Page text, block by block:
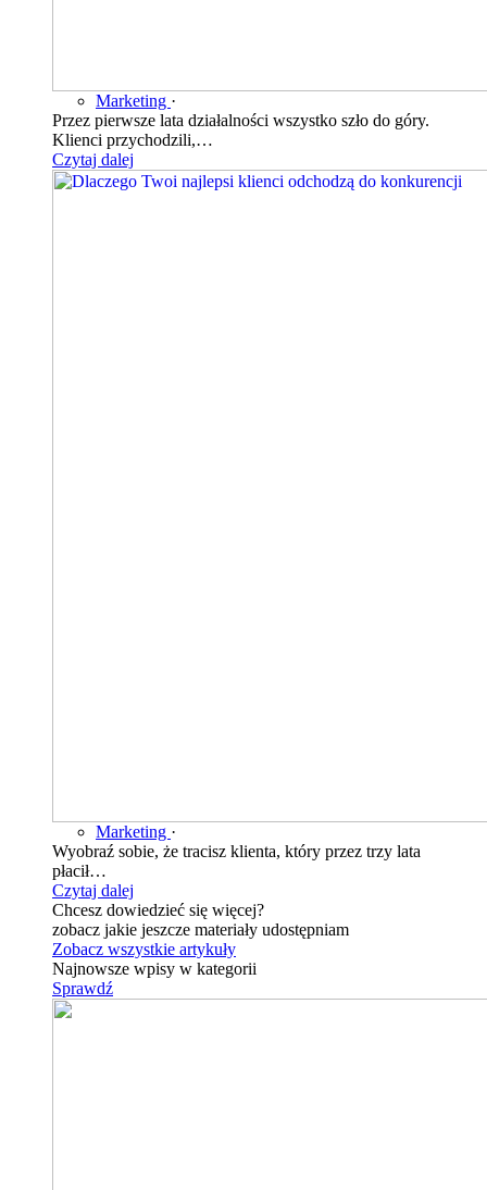
Marketing ·
Przez pierwsze lata działalności wszystko szło do góry.
Klienci przychodzili,…
Czytaj dalej
Marketing ·
Wyobraź sobie, że tracisz klienta, który przez trzy lata
płacił…
Czytaj dalej
Chcesz dowiedzieć się więcej?
zobacz jakie jeszcze materiały udostępniam
Zobacz wszystkie artykuły
Najnowsze wpisy w kategorii
Sprawdź